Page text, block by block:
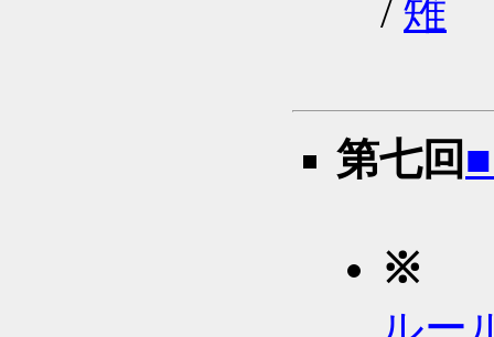
/ 雉
第七回 ■
※
ルー